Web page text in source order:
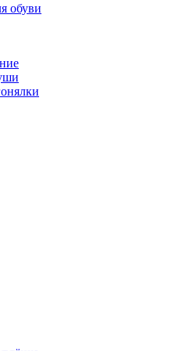
обуви